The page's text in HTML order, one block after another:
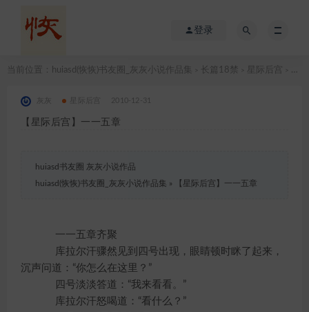
登录
当前位置： huiasd(恢恢)书友圈_灰灰小说作品集 长篇18禁 星际后宫
2010-12-31
【星际后宫】一一五章
huiasd书友圈 灰灰小说作品
huiasd(恢恢)书友圈_灰灰小说作品集 » 【星际后宫】一一五章
一一五章齐聚
库拉尔汗骤然见到四号出现，眼睛顿时眯了起来，
沉声问道：“你怎么在这里？”
四号淡淡答道：“我来看看。”
库拉尔汗怒喝道：“看什么？”